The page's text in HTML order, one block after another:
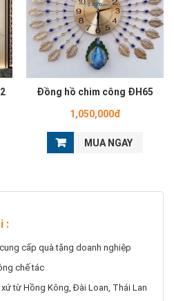
Đồng hồ chim công ĐH65
1,050,000đ
MUA NGAY
:
cấp quà tặng doanh nghiệp
chế tác
từ Hồng Kông, Đài Loan, Thái Lan